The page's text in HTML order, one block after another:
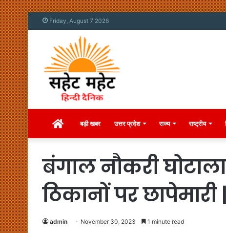
Friday, August 7 2026
Homeबड़ी खबर उत्तर प्रदेश राज्य राष्ट्रीय
बंगाल नौकरी
ठिकानों पर छापेमारी
admin November 30, 2023 1 minute read